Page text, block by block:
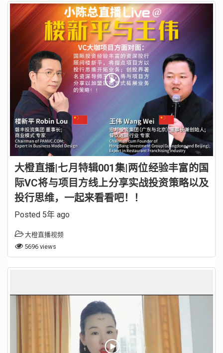
大橙直播|七月特辑001集|两位经验丰富的国
际VC将与项目方线上分享实战投资策略以及
投行思维，一起来看看吧！！
Posted 5年 ago
大橙直播视频
5696 views